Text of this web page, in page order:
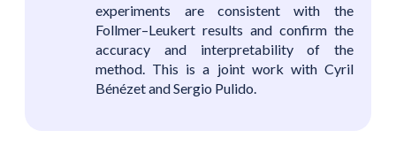
experiments are consistent with the
Follmer–Leukert results and confirm the
accuracy and interpretability of the
method. This is a joint work with Cyril
Bénézet and Sergio Pulido.